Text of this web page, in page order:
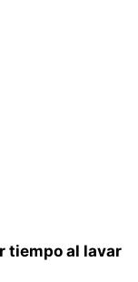
tiempo al lavar